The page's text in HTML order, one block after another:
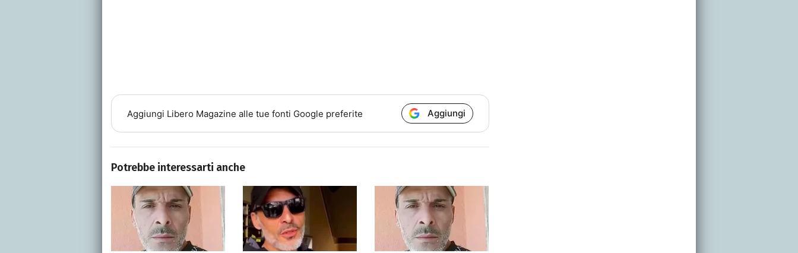
Aggiungi Libero Magazine alle tue fonti Google preferite Aggiungi
Potrebbe interessarti anche